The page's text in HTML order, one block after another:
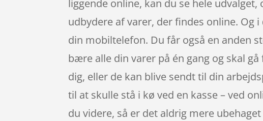
liggende online, kan du se hele
udbydere af varer, der findes online. Og
din mobiltelefon. Du får også en anden
bære alle din varer på én gang og skal
dig, eller de kan blive sendt til din
til at skulle stå i kø ved en kasse – ved
du videre, så er det aldrig mere